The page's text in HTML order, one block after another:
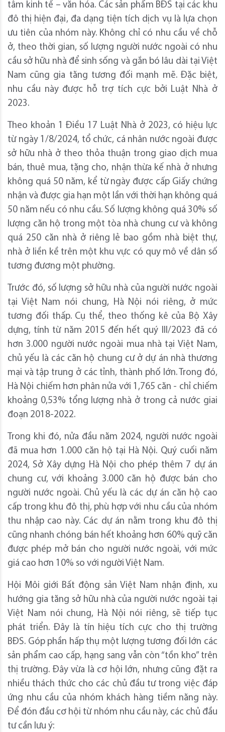
tâm kinh tế – văn hóa. Các sản phẩm BĐS tại các khu
đô thị hiện đại, đa dạng tiện tích dịch vụ là lựa chọn
ưu tiên của nhóm này. Không chỉ có nhu cầu về chỗ
ở, theo thời gian, số lượng người nước ngoài có nhu
cầu sở hữu nhà để sinh sống và gắn bó lâu dài tại Việt
Nam cũng gia tăng tương đối mạnh mẽ. Đặc biệt,
nhu cầu này được hỗ trợ tích cực bởi Luật Nhà ở
2023.
Theo khoản 1 Điều 17 Luật Nhà ở 2023, có hiệu lực
từ ngày 1/8/2024, tổ chức, cá nhân nước ngoài được
sở hữu nhà ở theo thỏa thuận trong giao dịch mua
bán, thuê mua, tặng cho, nhận thừa kế nhà ở nhưng
không quá 50 năm, kể từ ngày được cấp Giấy chứng
nhận và được gia hạn một lần với thời hạn không quá
50 năm nếu có nhu cầu. Số lượng không quá 30% số
lượng căn hộ trong một tòa nhà chung cư và không
quá 250 căn nhà ở riêng lẻ bao gồm nhà biệt thự,
nhà ở liền kề trên một khu vực có quy mô về dân số
tương đương một phường.
Trước đó, số lượng sở hữu nhà của người nước ngoài
tại Việt Nam nói chung, Hà Nội nói riêng, ở mức
tương đối thấp. Cụ thể, theo thống kê của Bộ Xây
dựng, tính từ năm 2015 đến hết quý III/2023 đã có
hơn 3.000 người nước ngoài mua nhà tại Việt Nam,
chủ yếu là các căn hộ chung cư ở dự án nhà thương
mại và tập trung ở các tỉnh, thành phố lớn. Trong đó,
Hà Nội chiếm hơn phân nửa với 1,765 căn - chỉ chiếm
khoảng 0,53% tổng lượng nhà ở trong cả nước giai
đoạn 2018-2022.
Trong khi đó, nửa đầu năm 2024, người nước ngoài
đã mua hơn 1.000 căn hộ tại Hà Nội. Quý cuối năm
2024, Sở Xây dựng Hà Nội cho phép thêm 7 dự án
chung cư, với khoảng 3.000 căn hộ được bán cho
người nước ngoài. Chủ yếu là các dự án căn hộ cao
cấp trong khu đô thị, phù hợp với nhu cầu của nhóm
thu nhập cao này. Các dự án nằm trong khu đô thị
cũng nhanh chóng bán hết khoảng hơn 60% quỹ căn
được phép mở bán cho người nước ngoài, với mức
giá cao hơn 10% so với người Việt Nam.
Hội Môi giới Bất động sản Việt Nam nhận định, xu
hướng gia tăng sở hữu nhà của người nước ngoài tại
Việt Nam nói chung, Hà Nội nói riêng, sẽ tiếp tục
phát triển. Đây là tín hiệu tích cực cho thị trường
BĐS. Góp phần hấp thụ một lượng tương đối lớn các
sản phẩm cao cấp, hạng sang vẫn còn “tồn kho” trên
thị trường. Đây vừa là cơ hội lớn, nhưng cũng đặt ra
nhiều thách thức cho các chủ đầu tư trong việc đáp
ứng nhu cầu của nhóm khách hàng tiềm năng này.
Để đón đầu cơ hội từ nhóm nhu cầu này, các chủ đầu
tư cần lưu ý: